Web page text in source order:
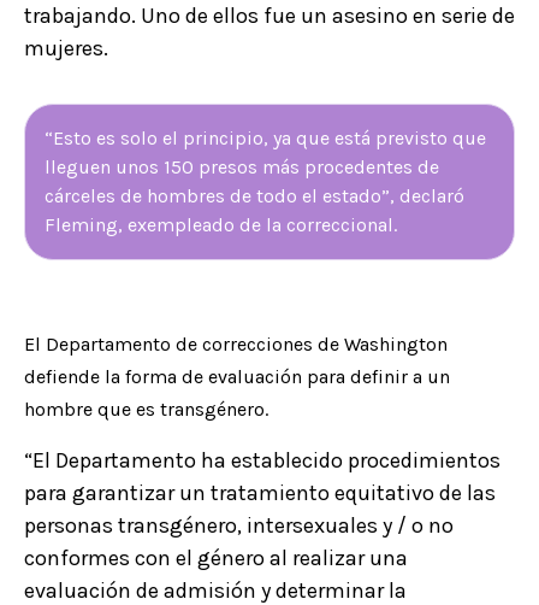
trabajando. Uno de ellos fue un asesino en serie de
mujeres.
“Esto es solo el principio, ya que está previsto que
lleguen unos 150 presos más procedentes de
cárceles de hombres de todo el estado”, declaró
Fleming, exempleado de la correccional.
El Departamento de correcciones de Washington
defiende la forma de evaluación para definir a un
hombre que es transgénero.
“El Departamento ha establecido procedimientos
para garantizar un tratamiento equitativo de las
personas transgénero, intersexuales y / o no
conformes con el género al realizar una
evaluación de admisión y determinar la